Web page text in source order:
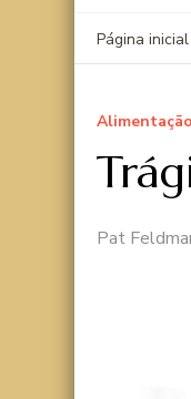
Página inicial
Alimentação
Pat